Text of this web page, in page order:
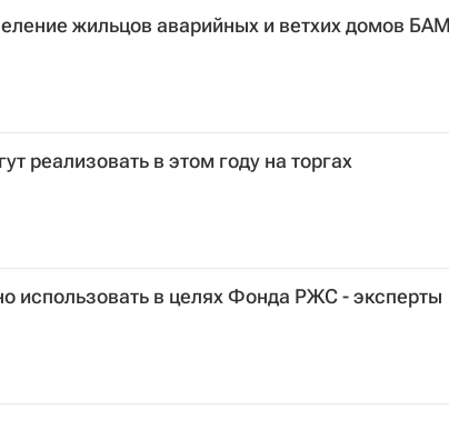
жильцов аварийных и ветхих домов
реализовать в этом году на торгах
использовать в целях Фонда РЖС - эксперты